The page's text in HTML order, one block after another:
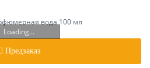
Loading...
Предзаказ